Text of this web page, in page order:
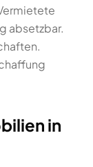
absetzbar.
in